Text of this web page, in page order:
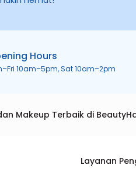
Hours
10am–5pm, Sat 10am–2pm
Makeup Terbaik di
Layanan